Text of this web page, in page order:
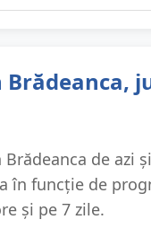
Brădeanca,
de azi
în funcție de
și pe 7 zile.